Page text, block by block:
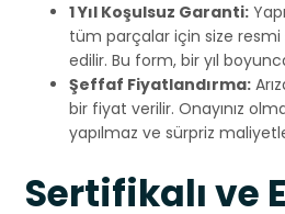
1 Yıl Koşulsuz Garanti:
tüm parçalar için size
edilir. Bu form, bir yıl
Şeffaf Fiyatlandırma:
bir fiyat verilir. Onayınız
yapılmaz ve sürpriz
Sertifikalı ve